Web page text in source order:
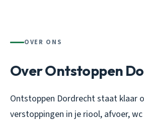
OVER ONS
Over Ontstoppen
Ontstoppen Dordrecht staat klaar
verstoppingen in je riool, afvoer,